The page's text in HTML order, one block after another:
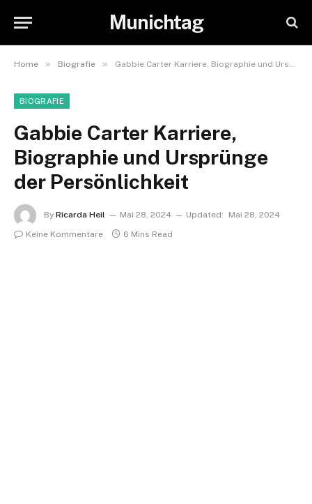
Munichtag
Home » Biografie » Gabbie Carter Karriere, Biographie und Ursprünge der Persönlichkeit
BIOGRAFIE
Gabbie Carter Karriere,
Biographie und Ursprünge
der Persönlichkeit
By Ricarda Heil Mai 28, 2024 Updated:
Mai 28, 2024
Keine Kommentare
6 Mins Read